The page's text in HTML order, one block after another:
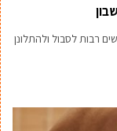
רבות לסבול ולהתלונן